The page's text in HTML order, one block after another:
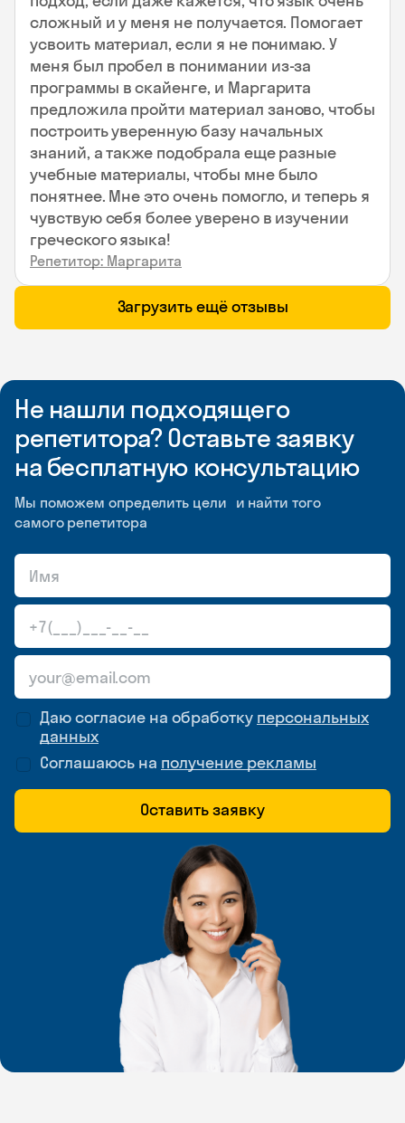
сложный и у меня не получается. Помогает
усвоить материал, если я не понимаю. У
меня был пробел в понимании из-за
программы в скайенге, и Маргарита
предложила пройти материал заново, чтобы
построить уверенную базу начальных
знаний, а также подобрала еще разные
учебные материалы, чтобы мне было
понятнее. Мне это очень помогло, и теперь я
чувствую себя более уверено в изучении
греческого языка!
Репетитор: Маргарита
Загрузить ещё отзывы
Не нашли подходящего
репетитора? Оставьте заявку
на бесплатную консультацию
Мы поможем определить цели и найти того
самого репетитора
Даю согласие на обработку персональных
данных
Соглашаюсь на получение рекламы
Оставить заявку